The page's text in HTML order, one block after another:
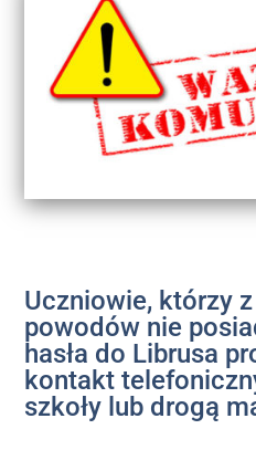
Uczniowie, którzy
powodów nie
hasła do Librusa
kontakt
szkoły lub drogą